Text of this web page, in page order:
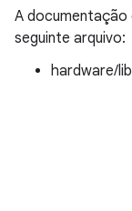
A
seguinte arquivo:
hardware/